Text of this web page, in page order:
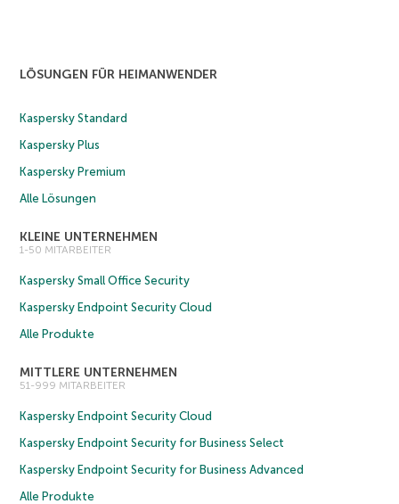
LÖSUNGEN FÜR HEIMANWENDER
Kaspersky Standard
Kaspersky Plus
Kaspersky Premium
Alle Lösungen
KLEINE UNTERNEHMEN
1-50 MITARBEITER
Kaspersky Small Office Security
Kaspersky Endpoint Security Cloud
Alle Produkte
MITTLERE UNTERNEHMEN
51-999 MITARBEITER
Kaspersky Endpoint Security Cloud
Kaspersky Endpoint Security for Business Select
Kaspersky Endpoint Security for Business Advanced
Alle Produkte